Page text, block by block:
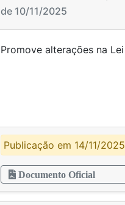
de 10/11/2025
Promove alterações
Publicação em 14/11/
Documento Oficial